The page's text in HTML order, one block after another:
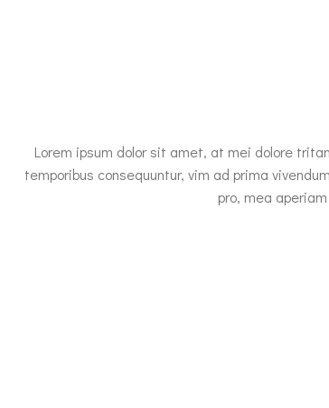
Lorem ipsum dolor sit amet, at mei dolore
temporibus consequuntur, vim ad prima
pro, mea aperiam